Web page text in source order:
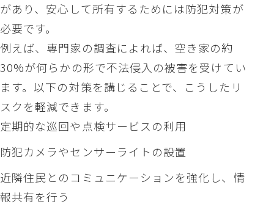
があり、安心して所有するためには防犯対策が
必要です。
例えば、専門家の調査によれば、空き家の約
30%が何らかの形で不法侵入の被害を受けてい
ます。以下の対策を講じることで、こうしたリ
スクを軽減できます。
定期的な巡回や点検サービスの利用
防犯カメラやセンサーライトの設置
近隣住民とのコミュニケーションを強化し、情
報共有を行う